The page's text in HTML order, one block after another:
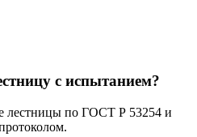
с испытанием?
лестницы по ГОСТ Р 53254 и